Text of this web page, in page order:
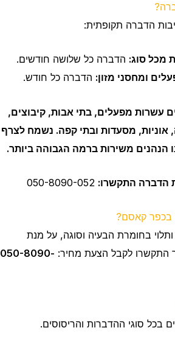
הדברה תקופתית:
מכל סוג: הדברה כל שלושה חודשים.
ומחסני מזון: הדברה כל חודש.
עשרות מפעלים, בתי אבות, קיבוצים,
אוניות, מסעדות ובתי קפה. נשמח לצרף
הנהנים משירות ברמה הגבוהה ביותר.
הדברה התקשרו:
בכפר קאסם?
בחומרת הבעיה וסוגה, על מנת
התקשרו לקבל הצעת מחיר: 050-8090-
בכל סוגי ההדברות והריסוסים.